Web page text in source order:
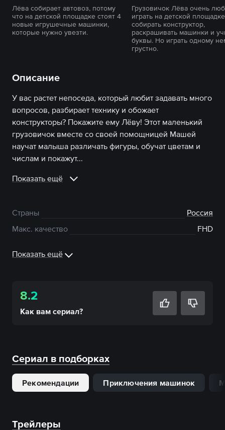
Лёва собирает автовоз, потому
что на детской площадке стоят 4
новые игрушечные машинки,
которые нужно увезти.
Грузовичок Лёва очень
играть на детской
собирать конструктор,
раскрашивать машинки и
буквы. Но играть одному
грустно.
Описание
У вас растет непоседа, который любит задавать много
вопросов, разбирает технику и обожает
конструкторы? Покажите ему Лёву! Этот маленький
грузовичок вместе со своей помощницей Машей
научат малыша различать фигуры, обучат цветам и
числам и покажут...
Показать ещё
Страны
Россия
Макс. качество
FHD
Показать ещё
8.2
Как вам сериал?
Сериал в подборках
Рекомендации Приключения машинок
Трейлеры